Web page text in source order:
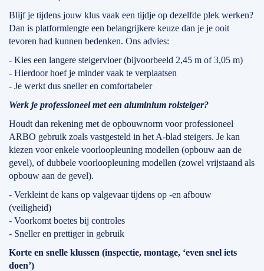
Blijf je tijdens jouw klus vaak een tijdje op dezelfde plek werken?
Dan is platformlengte een belangrijkere keuze dan je je ooit
tevoren had kunnen bedenken. Ons advies:
- Kies een langere steigervloer (bijvoorbeeld 2,45 m of 3,05 m)
- Hierdoor hoef je minder vaak te verplaatsen
- Je werkt dus sneller en comfortabeler
Werk je professioneel met een aluminium rolsteiger?
Houdt dan rekening met de opbouwnorm voor professioneel
ARBO gebruik zoals vastgesteld in het A-blad steigers. Je kan
kiezen voor enkele voorloopleuning modellen (opbouw aan de
gevel), of dubbele voorloopleuning modellen (zowel vrijstaand als
opbouw aan de gevel).
- Verkleint de kans op valgevaar tijdens op -en afbouw
(veiligheid)
- Voorkomt boetes bij controles
- Sneller en prettiger in gebruik
Korte en snelle klussen (inspectie, montage, ‘even snel iets
doen’)